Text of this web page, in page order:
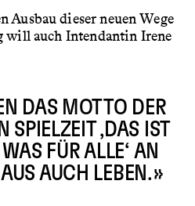
Ausbau dieser neuen Wege
auch Intendantin Irene
DAS MOTTO DER
SPIELZEIT ‚DAS IST
FÜR ALLE‘ AN
AUCH LEBEN.»